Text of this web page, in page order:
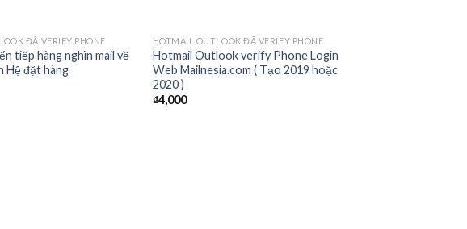
Add to
wishlist
OF STOCK
ĐÃ VERIFY PHONE
tiếp hàng nghìn mail về
Hệ đặt hàng
Add to
wishlist
HOTMAIL OUTLOOK ĐÃ VERIFY PHONE
Hotmail Outlook verify Phone Login
Web Mailnesia.com ( Tạo 2019 hoặc
2020 )
₫4,000